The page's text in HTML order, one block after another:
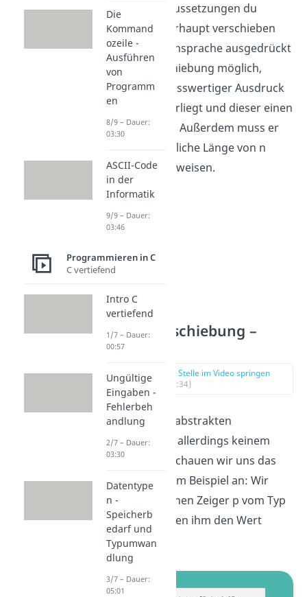
welchen Voraussetzungen du
Adressen überhaupt verschieben
kannst. In Fachsprache ausgedrückt
ist eine Verschiebung möglich,
wenn ein adresswertiger Ausdruck
vom Typ t* vorliegt und dieser einen
Wert x besitzt. Außerdem muss er
noch eine endliche Länge von n
Element N aufweisen.
Adressverschiebung –
Beispiel
zur Stelle im Video springen
(00:34)
Da mit dieser abstrakten
Beschreibung allerdings keinem
geholfen ist, schauen wir uns das
Ganze an einem Beispiel an: Wir
deklarieren einen Zeiger p vom Typ
char und weisen ihm den Wert
“Beispiel“ zu.
Die
Kommand
ozeile -
Ausführen
von
Programm
en
8/9 – Dauer:
03:30
ASCII-Code
in der
Informatik
9/9 – Dauer:
03:46
Programmieren in C
C vertiefend
Intro C
vertiefend
1/7 – Dauer:
00:57
Ungültige
Eingaben -
Fehlerbeh
andlung
2/7 – Dauer:
03:30
Datentype
n -
Speicherb
edarf und
Typumwan
dlung
3/7 – Dauer:
05:01